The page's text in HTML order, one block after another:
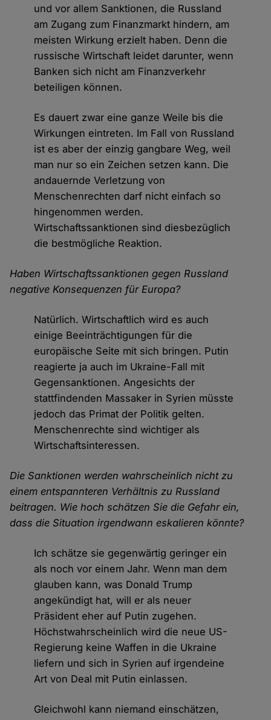
und vor allem Sanktionen, die Russland
am Zugang zum Finanzmarkt hindern, am
meisten Wirkung erzielt haben. Denn die
russische Wirtschaft leidet darunter, wenn
Banken sich nicht am Finanzverkehr
beteiligen können.
Es dauert zwar eine ganze Weile bis die
Wirkungen eintreten. Im Fall von Russland
ist es aber der einzig gangbare Weg, weil
man nur so ein Zeichen setzen kann. Die
andauernde Verletzung von
Menschenrechten darf nicht einfach so
hingenommen werden.
Wirtschaftssanktionen sind diesbezüglich
die bestmögliche Reaktion.
Haben Wirtschaftssanktionen gegen Russland
negative Konsequenzen für Europa?
Natürlich. Wirtschaftlich wird es auch
einige Beeinträchtigungen für die
europäische Seite mit sich bringen. Putin
reagierte ja auch im Ukraine-Fall mit
Gegensanktionen. Angesichts der
stattfindenden Massaker in Syrien müsste
jedoch das Primat der Politik gelten.
Menschenrechte sind wichtiger als
Wirtschaftsinteressen.
Die Sanktionen werden wahrscheinlich nicht zu
einem entspannteren Verhältnis zu Russland
beitragen. Wie hoch schätzen Sie die Gefahr ein,
dass die Situation irgendwann eskalieren könnte?
Ich schätze sie gegenwärtig geringer ein
als noch vor einem Jahr. Wenn man dem
glauben kann, was Donald Trump
angekündigt hat, will er als neuer
Präsident eher auf Putin zugehen.
Höchstwahrscheinlich wird die neue US-
Regierung keine Waffen in die Ukraine
liefern und sich in Syrien auf irgendeine
Art von Deal mit Putin einlassen.
Gleichwohl kann niemand einschätzen,